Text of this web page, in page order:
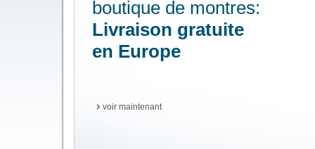
boutique de montres:
Livraison gratuite
en Europe
voir maintenant